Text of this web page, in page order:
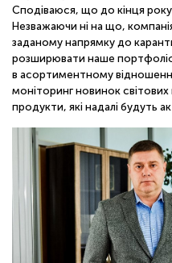
Сподіваюся, що до кінця
Незважаючи ні на що,
заданому напрямку до
розширювати наше портфоліо
в асортиментному
моніторинг новинок
продукти, які надалі будуть